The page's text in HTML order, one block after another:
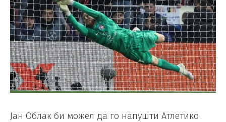
Јан Облак би можел да го напушти Атлетико